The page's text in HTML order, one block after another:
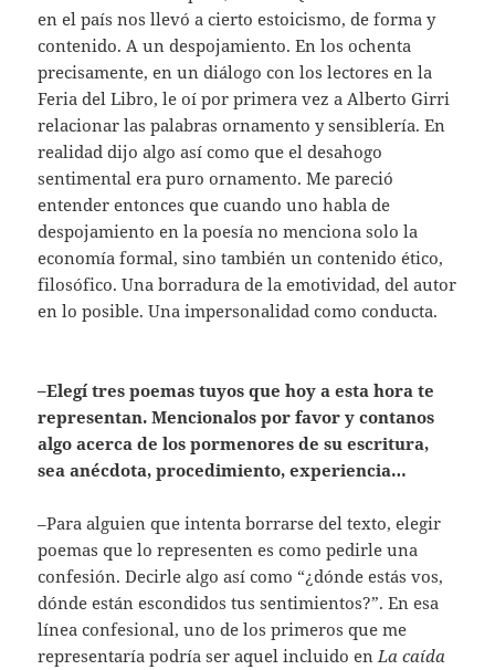
en el país nos llevó a cierto estoicismo, de forma y
contenido. A un despojamiento. En los ochenta
precisamente, en un diálogo con los lectores en la
Feria del Libro, le oí por primera vez a Alberto Girri
relacionar las palabras ornamento y sensiblería. En
realidad dijo algo así como que el desahogo
sentimental era puro ornamento. Me pareció
entender entonces que cuando uno habla de
despojamiento en la poesía no menciona solo la
economía formal, sino también un contenido ético,
filosófico. Una borradura de la emotividad, del autor
en lo posible. Una impersonalidad como conducta.
–Elegí tres poemas tuyos que hoy a esta hora te
representan. Mencionalos por favor y contanos
algo acerca de los pormenores de su escritura,
sea anécdota, procedimiento, experiencia…
–Para alguien que intenta borrarse del texto, elegir
poemas que lo representen es como pedirle una
confesión. Decirle algo así como “¿dónde estás vos,
dónde están escondidos tus sentimientos?”. En esa
línea confesional, uno de los primeros que me
representaría podría ser aquel incluido enLa caída